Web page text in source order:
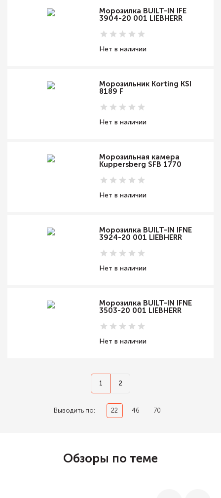
Морозилка BUILT-IN IFE
3904-20 001 LIEBHERR
Нет в наличии
Морозильник Korting KSI
8189 F
Нет в наличии
Морозильная камера
Kuppersberg SFB 1770
Нет в наличии
Морозилка BUILT-IN IFNE
3924-20 001 LIEBHERR
Нет в наличии
Морозилка BUILT-IN IFNE
3503-20 001 LIEBHERR
Нет в наличии
1 2
Выводить по: 22 46 70
Обзоры по теме